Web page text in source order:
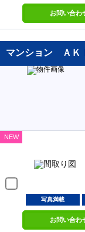
お問い合わ
マンション ＡＫ
NEW
写真満載
お問い合わ